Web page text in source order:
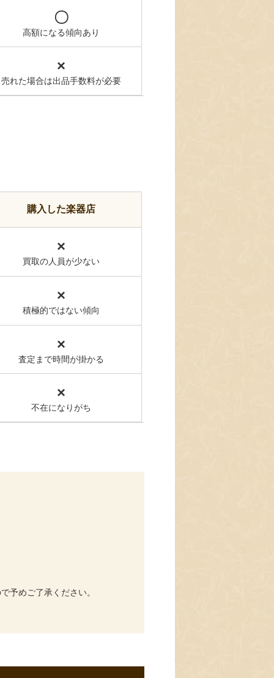
〇
高額になる傾向あり
×
売れた場合は出品手数料が必要
購入した楽器店
×
買取の人員が少ない
×
積極的ではない傾向
×
査定まで時間が掛かる
×
不在になりがち
予めご了承ください。